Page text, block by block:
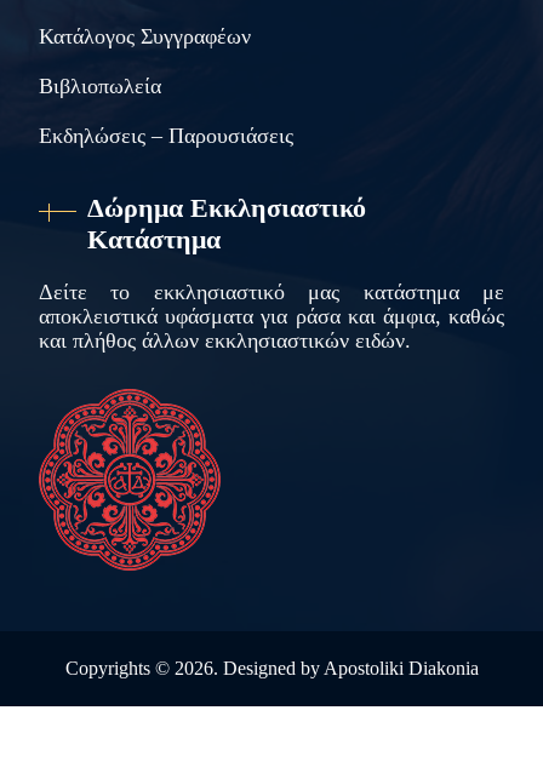
Κατάλογος Συγγραφέων
Βιβλιοπωλεία
Εκδηλώσεις – Παρουσιάσεις
Δώρημα Εκκλησιαστικό
Κατάστημα
Δείτε το εκκλησιαστικό μας κατάστημα με
αποκλειστικά υφάσματα για ράσα και άμφια, καθώς
και πλήθος άλλων εκκλησιαστικών ειδών.
Copyrights © 2026. Designed by Apostoliki Diakonia